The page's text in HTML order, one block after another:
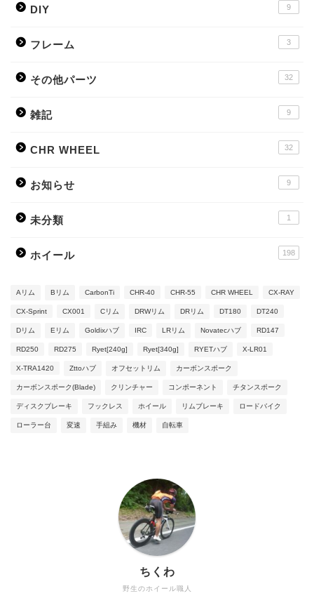
DIY 9
フレーム 3
その他パーツ 32
雑記 9
CHR WHEEL 32
お知らせ 9
未分類 1
ホイール 198
Aリム Bリム CarbonTi CHR-40 CHR-55 CHR WHEEL CX-RAY
CX-Sprint CX001 Cリム DRWリム DRリム DT180 DT240
Dリム Eリム Goldixハブ IRC LRリム Novatecハブ RD147
RD250 RD275 Ryet[240g] Ryet[340g] RYETハブ X-LR01
X-TRA1420 Zttoハブ オフセットリム カーボンスポーク
カーボンスポーク(Blade) クリンチャー コンポーネント チタンスポーク
ディスクブレーキ フックレス ホイール リムブレーキ ロードバイク
ローラー台 変速 手組み 機材 自転車
野生のホイール職人
ちくわ